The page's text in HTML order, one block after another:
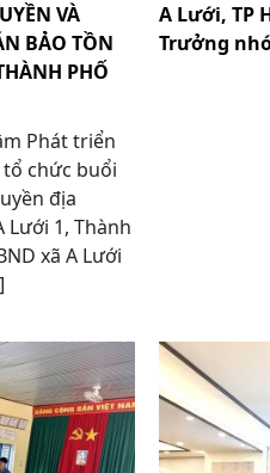
VÀ
BẢO TỒN
PHỐ
Phát triển
tổ chức buổi
địa
1, Thành
xã A Lưới
A Lưới, TP
Trưởng